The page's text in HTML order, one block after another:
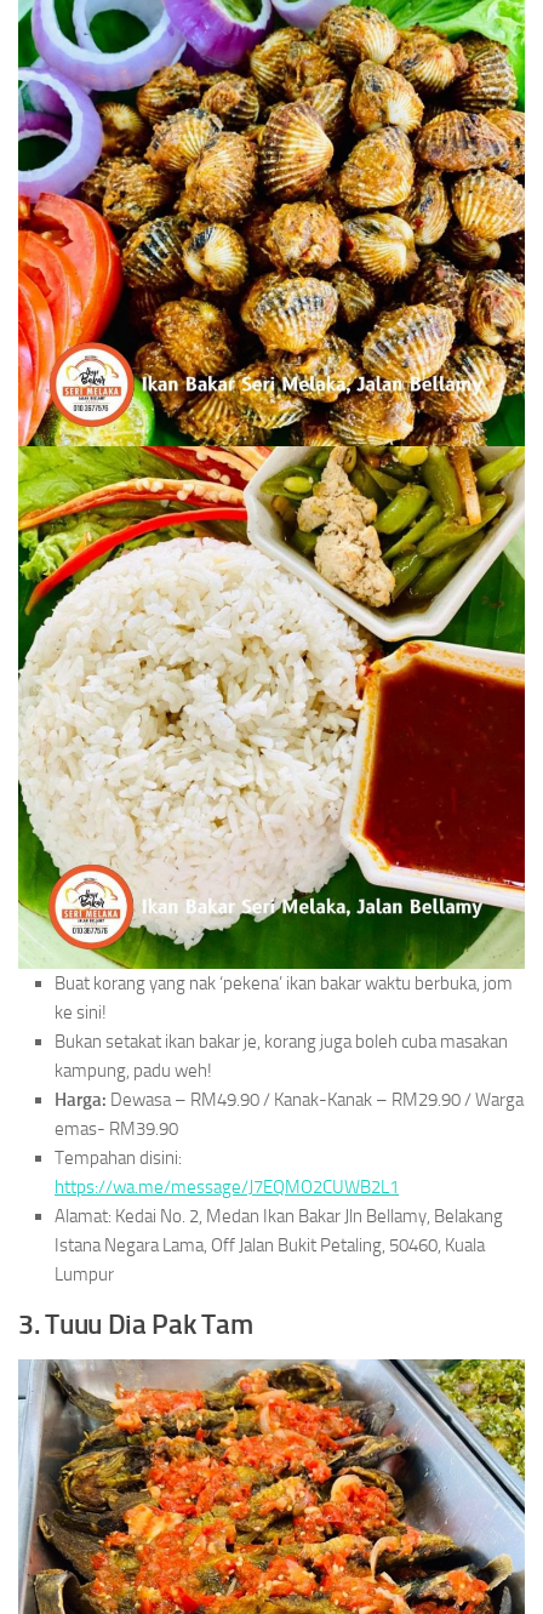
Buat korang yang nak ‘pekena’ ikan bakar waktu berbuka, jom
ke sini!
Bukan setakat ikan bakar je, korang juga boleh cuba masakan
kampung, padu weh!
Harga: Dewasa – RM49.90 / Kanak-Kanak – RM29.90 / Warga
emas- RM39.90
Tempahan disini:
https://wa.me/message/J7EQMO2CUWB2L1
Alamat: Kedai No. 2, Medan Ikan Bakar Jln Bellamy, Belakang
Istana Negara Lama, Off Jalan Bukit Petaling, 50460, Kuala
Lumpur
3. Tuuu Dia Pak Tam